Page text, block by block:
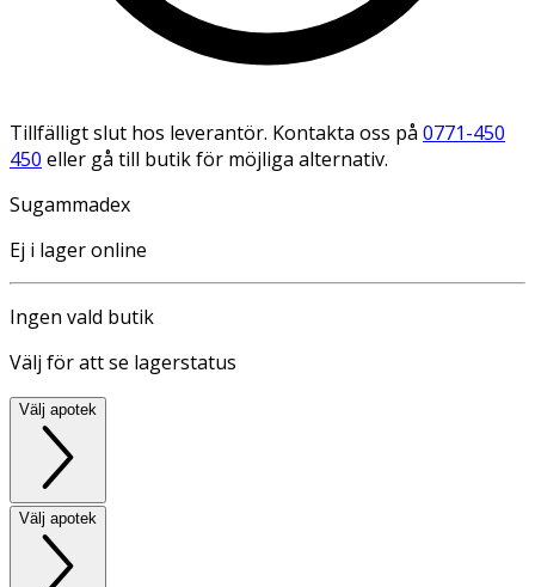
Tillfälligt slut hos leverantör. Kontakta oss på 0771-450
450 eller gå till butik för möjliga alternativ.
Sugammadex
Ej i lager online
Ingen vald butik
Välj för att se lagerstatus
Välj apotek
Välj apotek